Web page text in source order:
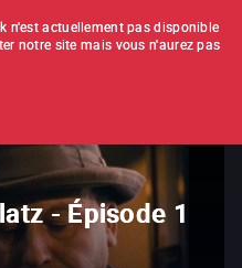
ABONNEMENT
- Épisode 1
n'est actuellement pas disponible
notre site mais vous n'aurez pas